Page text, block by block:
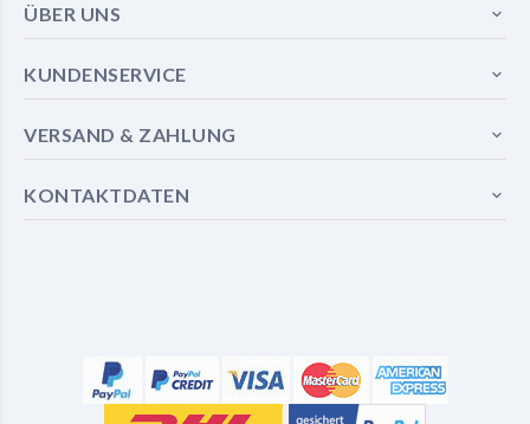
ÜBER UNS
KUNDENSERVICE
VERSAND & ZAHLUNG
KONTAKTDATEN